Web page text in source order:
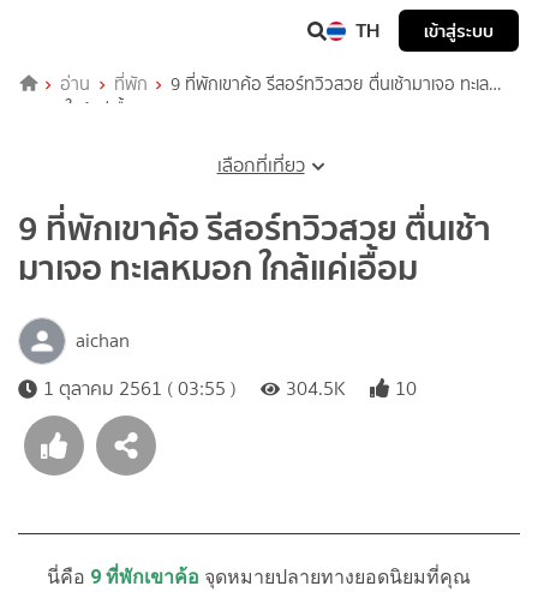
TH เข้าสู่ระบบ
อ่าน ที่พัก
9 ที่พักเขาค้อ รีสอร์ทวิวสวย ตื่นเช้ามาเจอ ทะเล
หมอก ใกล้แค่เอื้อม
เลือกที่เที่ยว
9 ที่พักเขาค้อ รีสอร์ทวิวสวย ตื่นเช้า
มาเจอ ทะเลหมอก ใกล้แค่เอื้อม
aichan
1 ตุลาคม 2561 ( 03:55 )
304.5K 10
นี่คือ 9 ที่พักเขาค้อ จุดหมายปลายทางยอดนิยมที่คุณ